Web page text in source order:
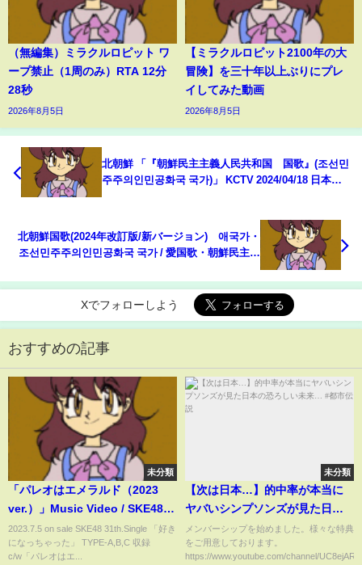
（無編集）ミラクルロピット ワ
ープ禁止（1周のみ）RTA 12分
28秒
2026年8月5日
【ミラクルロピット2100年の大
冒険】を三十年以上ぶりにプレ
イしてみた動画
2026年8月5日
北朝鮮 「『朝鮮民主主義人民共和国 国歌』(조선민
주주의인민공화국 국가)」 KCTV 2024/04/18 日本語
北朝鮮国歌(2024年改訂版/新バージョン) 애국가・
조선민주주의인민공화국 국가 / 愛国歌・朝鮮民主主
Xでフォローしよう
おすすめの記事
未分類
「パレオはエメラルド（2023
ver.）」Music Video / SKE48
SHOWROOM選抜
2023.7.5 on sale SKE48 31th.Single 「好き
になっちゃった」 TYPE-A,B,C 収録
c/w「パレオはエ...
未分類
【次は日本…】的中率が本当に
ヤバいシンプソンズが見た日本
の恐ろしい未来… #都市伝説
メンバーシップを始めました。様々な特典
をご用意しております。
https://www.youtube.com/channel/UC8ejAR...